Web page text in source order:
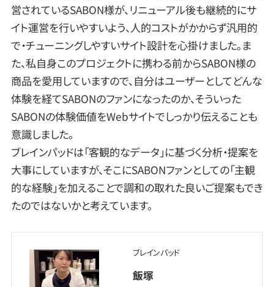
営されているSABON様が、リニューアル後も継続的にサ
イト運営を行いやすいよう、人的コストがかからず汎用的
で・チューニングしやすいサイト設計を心掛けました。ま
た、私自身このプロジェクトに携わる前からSABON様の
商品を愛用していますので、自分はユーザーとしてどんな
体験を経てSABONのファンになったのか、そういった
SABONの体験価値をWebサイトでしっかり伝えることも
意識しました。
ブレインパッドは「客観的なデータ」に基づく分析・提案を
大事にしていますが、そこにSABONファンとしての「主観
的な経験」を加えることで調和の取れた良いご提案もでき
たのではないかと考えています。
ブレインパッド
飯塚